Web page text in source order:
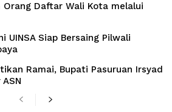
Orang Daftar Wali Kota melalui
UINSA Siap Bersaing Pilwali
Ramai, Bupati Pasuruan Irsyad
ASN